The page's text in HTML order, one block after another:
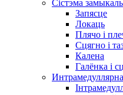
Сістэма
Запясце
Локаць
Плячо і
Сцягно і
Калена
Галёнка і